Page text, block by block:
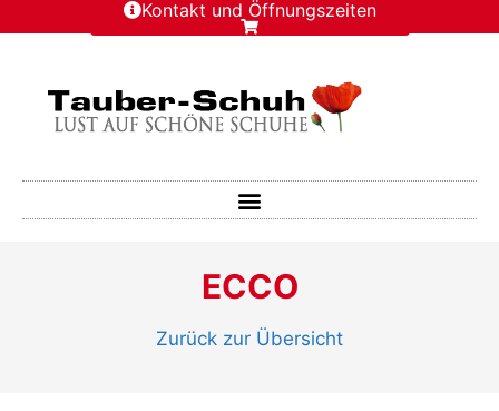
Kontakt und Öffnungszeiten
ECCO
Zurück zur Übersicht